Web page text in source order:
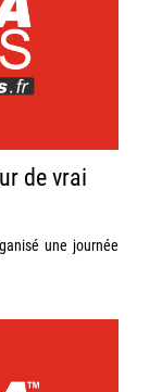
de vrai
une journée